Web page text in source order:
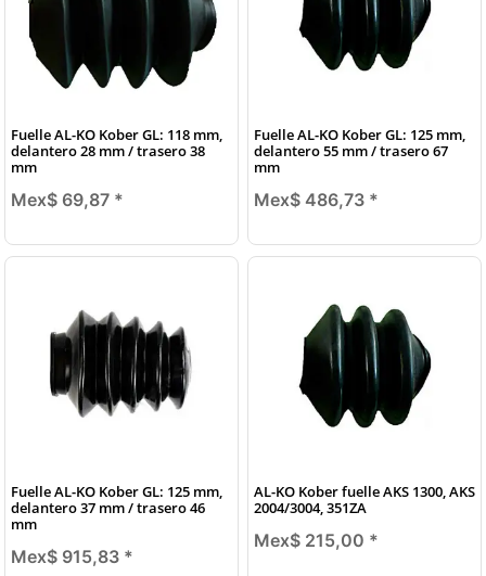
Fuelle AL-KO Kober GL: 118 mm,
delantero 28 mm / trasero 38
mm
Mex$ 69,87 *
Fuelle AL-KO Kober GL: 125 mm,
delantero 55 mm / trasero 67
mm
Mex$ 486,73 *
Fuelle AL-KO Kober GL: 125 mm,
delantero 37 mm / trasero 46
mm
Mex$ 915,83 *
AL-KO Kober fuelle AKS 1300, AKS
2004/3004, 351ZA
Mex$ 215,00 *